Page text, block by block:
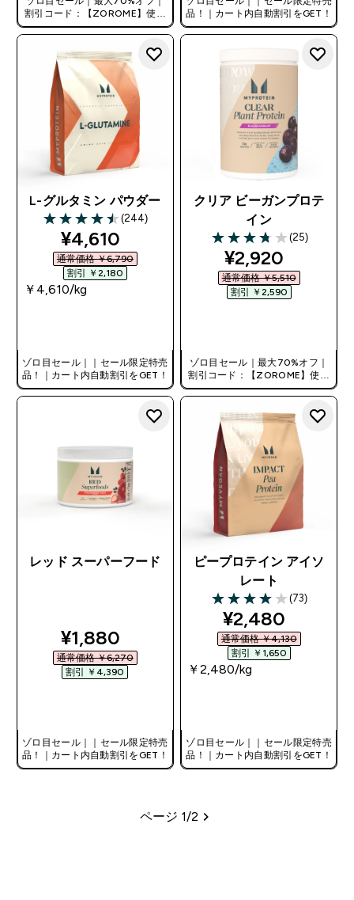
割引コード：【ZOROME】使用
で追加10%オフ！
品！｜カート内自動割引をGET！
L-グルタミン パウダー
4.47 out of 5 stars
(244)
discounted price
¥4,610‎
通常価格 ￥6,790‎
割引 ￥2,180‎
￥4,610‎/kg
ゾロ目セール｜｜セール限定特売
品！｜カート内自動割引をGET！
クリア ビーガンプロテ
イン
3.76 out of 5 stars
(25)
discounted
¥2,920‎
通常価格 ￥5,510‎
割引 ￥2,590‎
ゾロ目セール｜最大70%オフ｜
割引コード：【ZOROME】使用
で追加10%オフ！
レッド スーパーフード
discounted price
¥1,880‎
通常価格 ￥6,270‎
割引 ￥4,390‎
ゾロ目セール｜｜セール限定特売
品！｜カート内自動割引をGET！
ピープロテイン アイソ
レート
4 out of 5 stars
(73)
discounted
¥2,480‎
通常価格 ￥4,130‎
割引 ￥1,650‎
￥2,480‎/kg
ゾロ目セール｜｜セール限定特売
品！｜カート内自動割引をGET！
ページ
ページ 1/2